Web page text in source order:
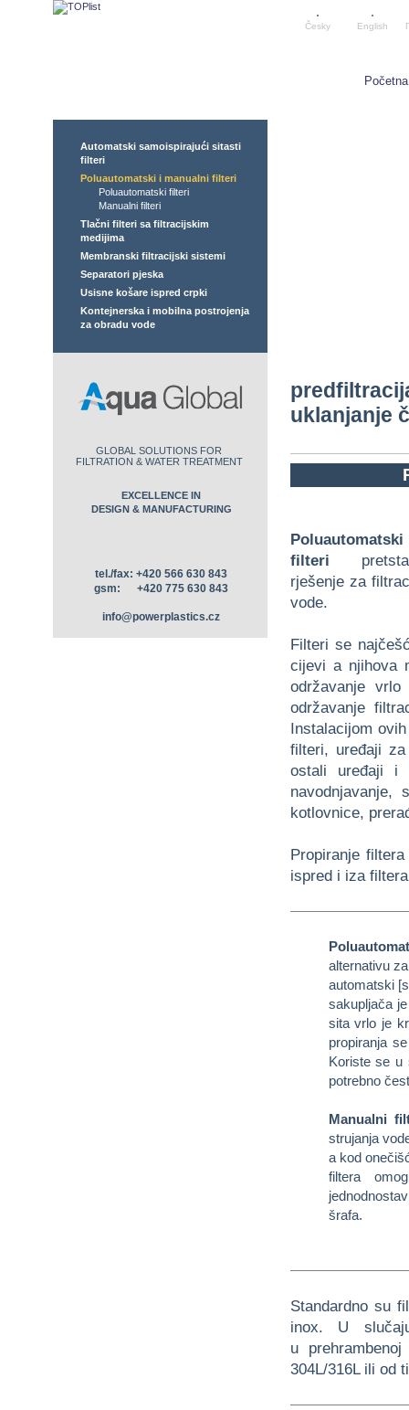
uklanjanje
filteri
rješenje za
vode.
Filteri se
cijevi a njihova
održavanje
održavanje
Instalacijom
filteri, uređaji
ostali uređaji i
navodnjavanje,
kotlovnice,
Propiranje
ispred i iza
alternativu
automatski
sakupljača
sita vrlo je
propiranja
Koriste se u
potrebno
Manualni
strujanja
a kod
filtera
šrafa.
Standardno su
inox. U
u
304L/316L ili od
Automatski samoispirajući sitasti
filteri
Poluautomatski i manualni filteri
Poluautomatski filteri
Manualni filteri
Tlačni filteri sa filtracijskim
medijima
Membranski filtracijski sistemi
Separatori pjeska
Usisne košare ispred crpki
Kontejnerska i mobilna postrojenja
za obradu vode
GLOBAL SOLUTIONS FOR
FILTRATION & WATER TREATMENT
EXCELLENCE IN
DESIGN & MANUFACTURING
tel./fax: +420 566 630 843
gsm: +420 775 630 843
info@powerplastics.cz
Početna
Česky English